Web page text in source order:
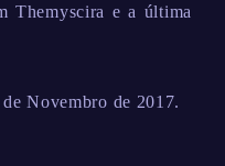
Themyscira e a última
Novembro de 2017.